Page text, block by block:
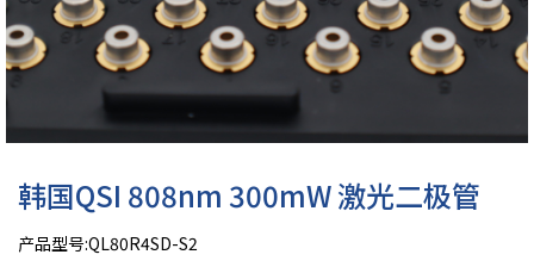
韩国QSI 808nm 300mW 激光二极管
产品型号:QL80R4SD-S2